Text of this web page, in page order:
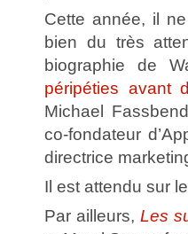
Cette année, il
bien du très
biographie de
péripéties avant
Michael
co-fondateur
directrice
Il est attendu sur
Par ailleurs, Les